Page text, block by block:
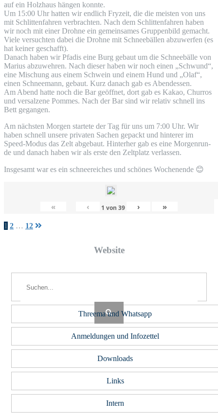
auf ein Holz­haus hän­gen konnte.
Um 15:00 Uhr hat­ten wir end­lich Fry­zeit, die die meis­ten von uns
mit Schlit­ten­fah­ren ver­brach­ten. Nach dem Schlit­ten­fah­ren haben
wir noch mit einer Droh­ne ein gemein­sa­mes Grup­pen­bild gemacht.
Vie­le ver­such­ten dabei die Droh­ne mit Schnee­bäl­len abzu­wer­fen (es
hat kei­ner geschafft).
Danach haben wir Pfadis eine Burg gebaut um die Schnee­bäl­le von
Mari­us abzu­weh­ren. Nach die­ser haben wir noch einen „Schwund“,
eine Mischung aus einem Schwein und einem Hund und „Olaf“,
einen Schnee­mann, gebaut. Kurz danach gab es Abendessen.
Am Abend hat­te noch die Bar geöff­net, dort gab es Kakao, Chur­ros
und ver­sal­ze­ne Pom­mes. Nach der Bar sind wir rela­tiv schnell ins
Bett gegangen.
Am nächs­ten Mor­gen star­te­te der Tag für uns um 7:00 Uhr. Wir
haben schnell unse­re pri­va­ten Sachen gepackt und hin­te­rer im
Speed-Modus das Zelt abge­baut. Hin­ter­her gab es eine Mor­gen­run­
de und danach haben wir als ers­te den Zelt­platz verlassen.
Ins­ge­samt war es ein schnee­rei­ches und schö­nes Wochen­en­de 😊
« ‹ 1 von39 › »
Seitennummerierung
1 2 … 12
Web­site
Threema und Whatsapp
Anmeldungen und Infozettel
Downloads
Links
Intern